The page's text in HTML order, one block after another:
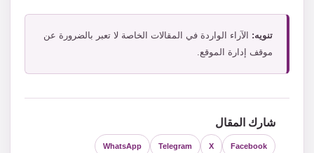
تنويه: الآراء الواردة في المقالات الخاصة لا تعبر بالضرورة عن
موقف إدارة الموقع.
شارك المقال
Facebook
X
Telegram
WhatsApp